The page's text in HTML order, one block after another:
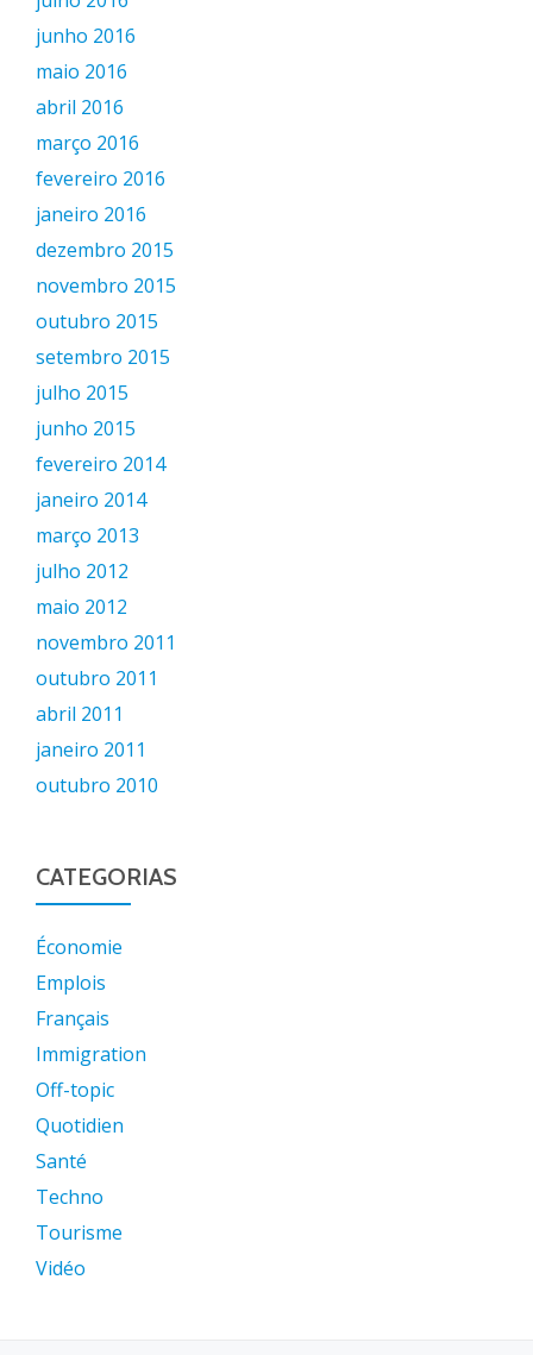
junho 2016
maio 2016
abril 2016
março 2016
fevereiro 2016
janeiro 2016
dezembro 2015
novembro 2015
outubro 2015
setembro 2015
julho 2015
junho 2015
fevereiro 2014
janeiro 2014
março 2013
julho 2012
maio 2012
novembro 2011
outubro 2011
abril 2011
janeiro 2011
outubro 2010
CATEGORIAS
Économie
Emplois
Français
Immigration
Off-topic
Quotidien
Santé
Techno
Tourisme
Vidéo